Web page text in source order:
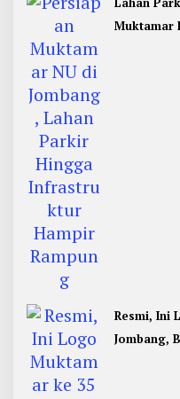
Muktamar
Resmi, Ini
Jombang,